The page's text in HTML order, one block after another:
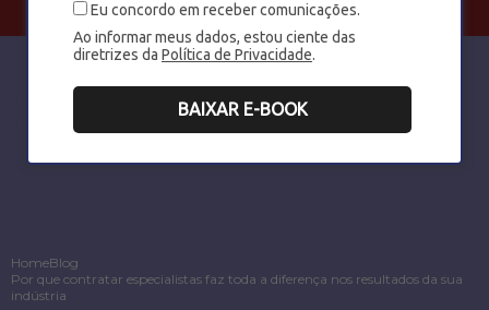
Eu concordo em receber comunicações.
Ao informar meus dados, estou ciente das
diretrizes da Política de Privacidade.
BAIXAR E-BOOK
HomeBlog
Por que contratar especialistas faz toda a diferença nos resultados da sua
indústria